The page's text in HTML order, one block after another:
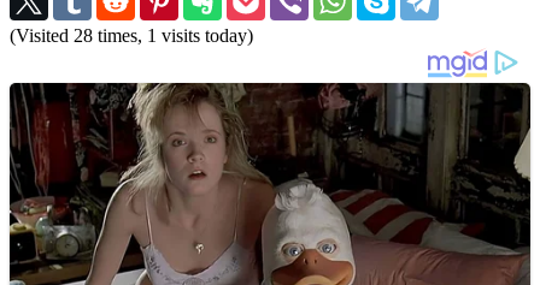
(Visited 28 times, 1 visits today)